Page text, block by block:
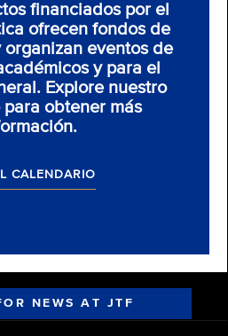
financiados por el
ofrecen fondos de
eventos de
y para el
Explore nuestro
obtener más
CALENDARIO
NEWS AT JTF